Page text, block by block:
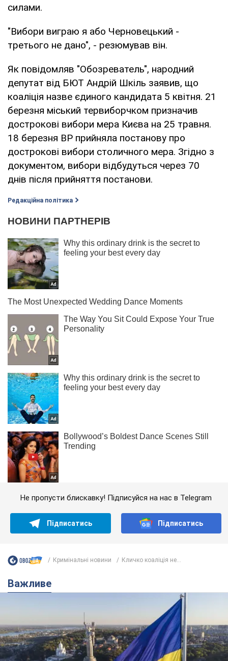
силами.
"Вибори виграю я або Черновецький -
третього не дано", - резюмував він.
Як повідомляв "Обозреватель", народний
депутат від БЮТ Андрій Шкіль заявив, що
коаліція назве єдиного кандидата 5 квітня. 21
березня міський тервиборчком призначив
дострокові вибори мера Києва на 25 травня.
18 березня ВР прийняла постанову про
дострокові вибори столичного мера. Згідно з
документом, вибори відбудуться через 70
днів після прийняття постанови.
Редакційна політика
Не пропусти блискавку! Підписуйся на нас в Telegram
Підписатись Підписатись
Кримінальні новини Кличко коаліція не...
Важливе